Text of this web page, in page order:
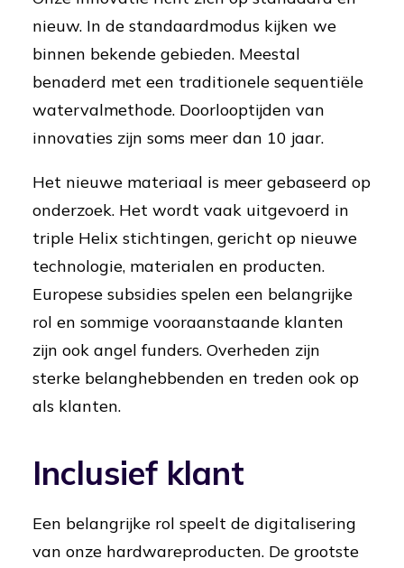
nieuw. In de standaardmodus kijken we
binnen bekende gebieden. Meestal
benaderd met een traditionele sequentiële
watervalmethode. Doorlooptijden van
innovaties zijn soms meer dan 10 jaar.
Het nieuwe materiaal is meer gebaseerd op
onderzoek. Het wordt vaak uitgevoerd in
triple Helix stichtingen, gericht op nieuwe
technologie, materialen en producten.
Europese subsidies spelen een belangrijke
rol en sommige vooraanstaande klanten
zijn ook angel funders. Overheden zijn
sterke belanghebbenden en treden ook op
als klanten.
Inclusief klant
Een belangrijke rol speelt de digitalisering
van onze hardwareproducten. De grootste